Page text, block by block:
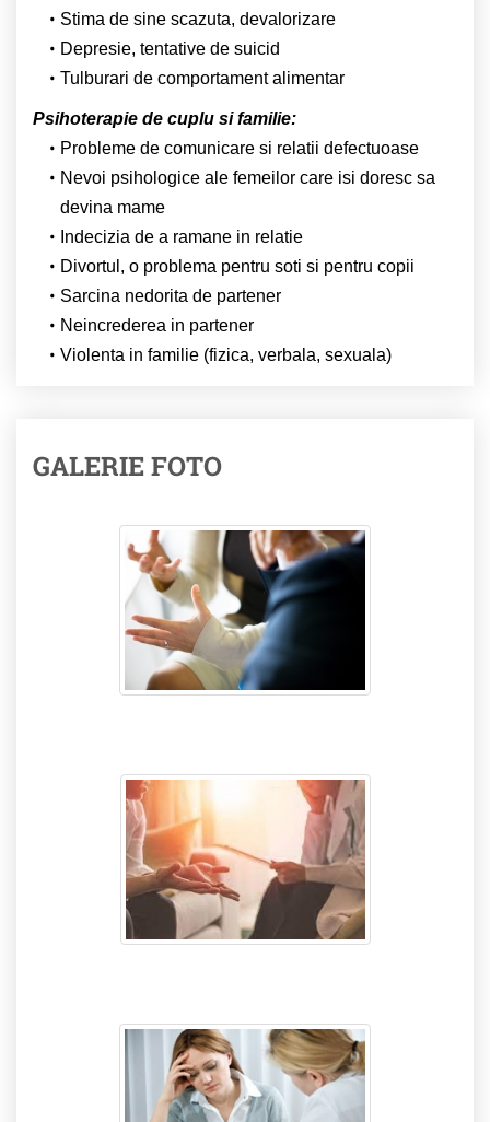
Stima de sine scazuta, devalorizare
Depresie, tentative de suicid
Tulburari de comportament alimentar
Psihoterapie de cuplu si familie:
Probleme de comunicare si relatii defectuoase
Nevoi psihologice ale femeilor care isi doresc sa
devina mame
Indecizia de a ramane in relatie
Divortul, o problema pentru soti si pentru copii
Sarcina nedorita de partener
Neincrederea in partener
Violenta in familie (fizica, verbala, sexuala)
GALERIE FOTO